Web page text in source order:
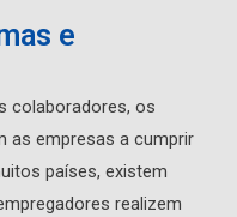
e
colaboradores, os
as empresas a cumprir
países, existem
realizem